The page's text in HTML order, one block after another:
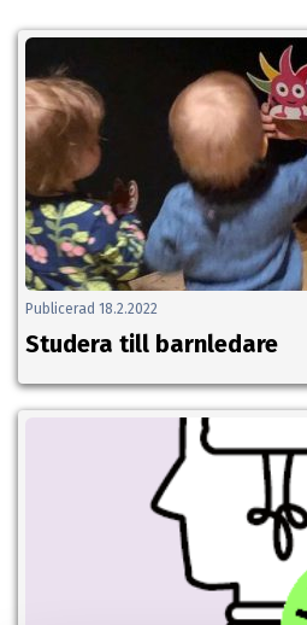
Publicerad 18.2.2022
Studera till barnledare